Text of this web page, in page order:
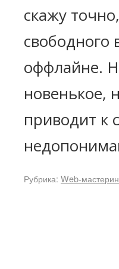
скажу
оффлайне.
новенькое,
приводит к
Рубрика: Web-